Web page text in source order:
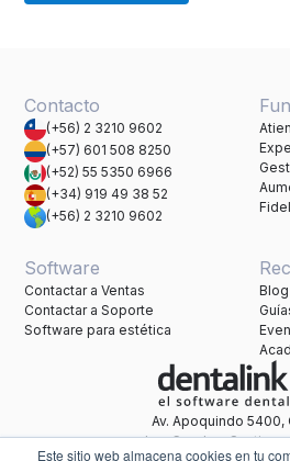
Este sitio web almacena cookies en tu
Av. Apoquindo 5400,
Las Condes,
Contacto
(+56) 2 3210 9602
(+57) 601 508 8250
(+52) 55 5350 6966
(+34) 919 49 38 52
(+56) 2 3210 9602
Software
Contactar a Ventas
Contactar a Soporte
Software para estética
Blog